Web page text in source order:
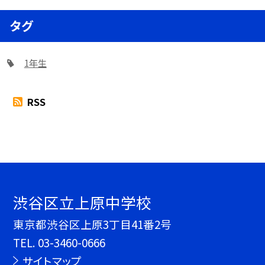
タグ
1年生
RSS
渋谷区立上原中学校
東京都渋谷区上原3丁目41番2号
TEL. 03-3460-0666
サイトマップ